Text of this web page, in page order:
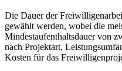
Die Dauer der
gewählt werden, wobei die
Mindestaufenthaltsdauer von
nach Projektart,
Kosten für das